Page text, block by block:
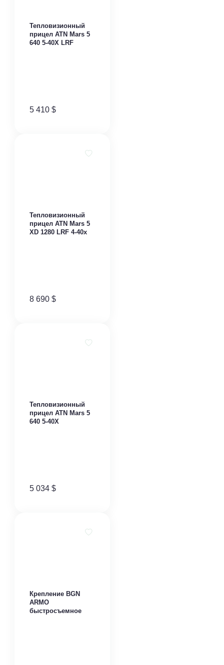
​Тепловизионный
прицел ATN Mars 5
640 5-40X LRF
5 410 $
Тепловизионный
прицел ATN Mars 5
XD 1280 LRF 4-40x
8 690 $
Тепловизионный
прицел ATN Mars 5
640 5-40X
5 034 $
Крепление BGN
ARMO
быстросъемное